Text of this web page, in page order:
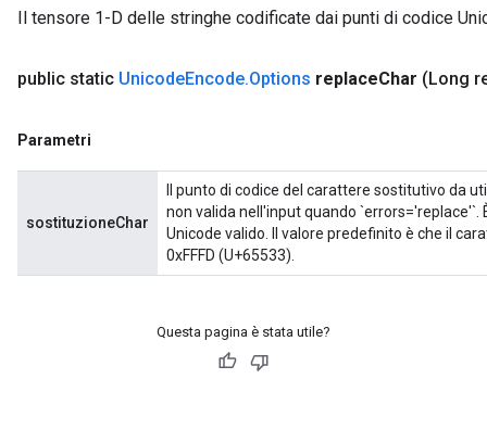
Il tensore 1-D delle stringhe codificate dai punti di codice
public static UnicodeEncode.Options replaceChar (Long
Parametri
sostituzioneChar
Il punto di codice del carattere sostitutivo da
non valida nell'input quando
Unicode valido. Il valore predefinito è che il
0xFFFD (U+65533).
Questa pagina è stata utile?